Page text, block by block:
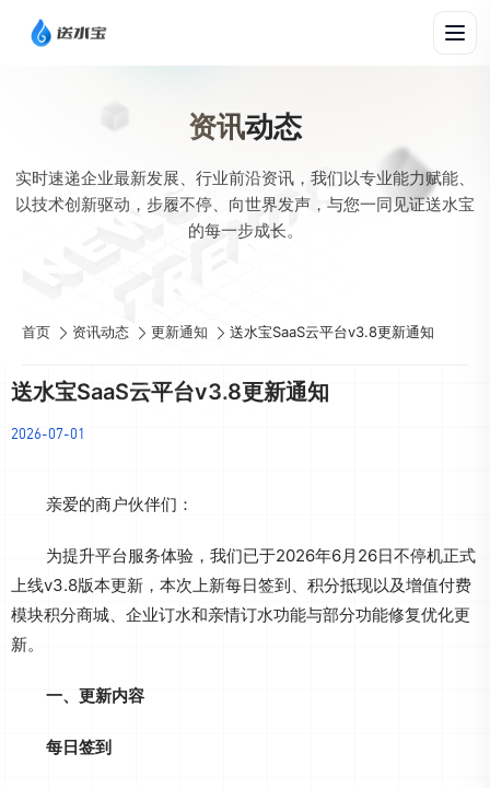
资讯动态
实时速递企业最新发展、行业前沿资讯，我们以专业能力赋能、
以技术创新驱动，步履不停、向世界发声，与您一同见证送水宝
的每一步成长。
首页 资讯动态 更新通知 送水宝SaaS云平台v3.8更新通知
送水宝SaaS云平台v3.8更新通知
2026-07-01
亲爱的商户伙伴们：
为提升平台服务体验，我们已于2026年6月26日不停机正式
上线v3.8版本更新，本次上新每日签到、积分抵现以及增值付费
模块积分商城、企业订水和亲情订水功能与部分功能修复优化更
新。
一、更新内容
每日签到